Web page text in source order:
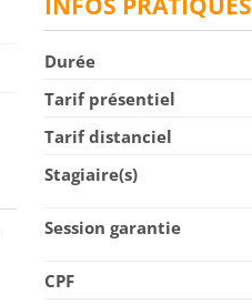
Durée
Tarif présentiel
Tarif distanciel
Stagiaire(s)
Session garantie
CPF